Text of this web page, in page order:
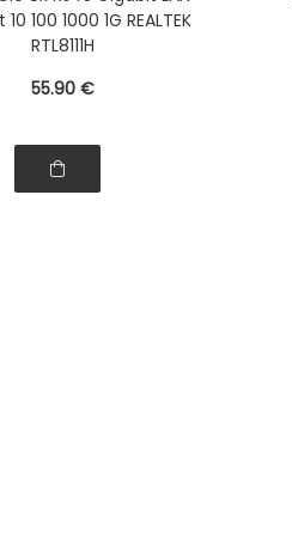
100 1000 1G REALTEK
RTL8111H
55.90 €